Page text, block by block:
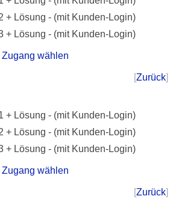
+ Lösung - (mit Kunden-Login)
+ Lösung - (mit Kunden-Login)
Zugang wählen
[Zurück]
+ Lösung - (mit Kunden-Login)
+ Lösung - (mit Kunden-Login)
+ Lösung - (mit Kunden-Login)
Zugang wählen
[Zurück]